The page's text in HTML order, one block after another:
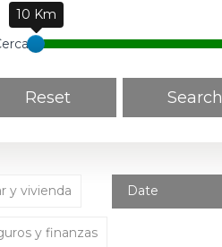
10 Km
Reset Search
Date
y vivienda
y finanzas